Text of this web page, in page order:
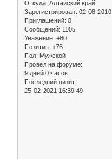
Откуда: Алтайский край
Зарегистрирован: 02-08-2010
Приглашений: 0
Сообщений: 1105
Уважение: +80
Позитив: +76
Пол: Мужской
Провел на форуме:
9 дней 0 часов
Последний визит:
25-02-2021 16:39:49